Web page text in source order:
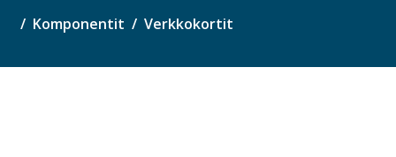
Komponentit Verkkokortit